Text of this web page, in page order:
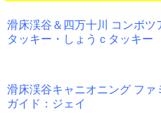
滑床渓谷＆四万十川 コンボツ
タッキー・しょうｃタッキー
滑床渓谷キャニオニング ファ
ガイド：ジェイ